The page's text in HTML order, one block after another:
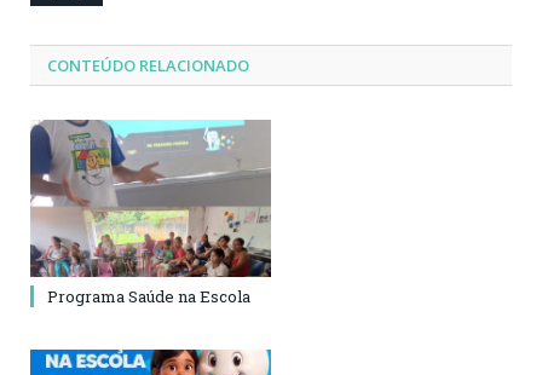
CONTEÚDO RELACIONADO
Programa Saúde na Escola